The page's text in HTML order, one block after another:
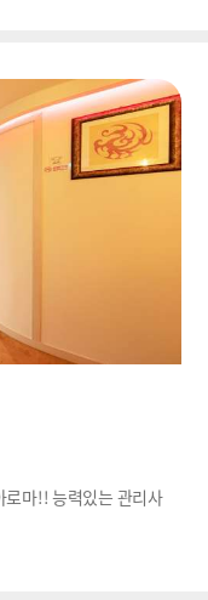
로마!! 능력있는 관리사